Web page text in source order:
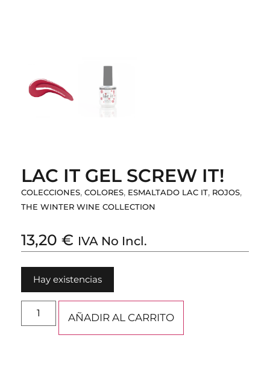
LAC IT GEL SCREW IT!
COLECCIONES, COLORES, ESMALTADO LAC IT, ROJOS,
THE WINTER WINE COLLECTION
13,20 € IVA No Incl.
Hay existencias
AÑADIR AL CARRITO